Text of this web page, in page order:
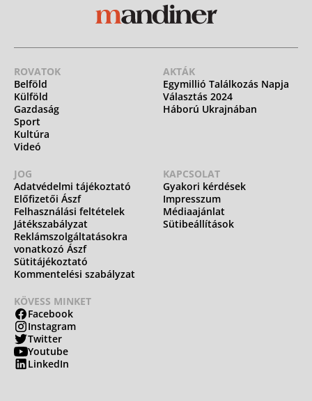
ROVATOK
Belföld
Külföld
Gazdaság
Sport
Kultúra
Videó
AKTÁK
Egymillió Találkozás Napja
Választás 2024
Háború Ukrajnában
JOG
Adatvédelmi tájékoztató
Előfizetői Ászf
Felhasználási feltételek
Játékszabályzat
Reklámszolgáltatásokra
vonatkozó Ászf
Sütitájékoztató
Kommentelési szabályzat
KAPCSOLAT
Gyakori kérdések
Impresszum
Médiaajánlat
Sütibeállítások
KÖVESS MINKET
Facebook
Instagram
Twitter
Youtube
LinkedIn